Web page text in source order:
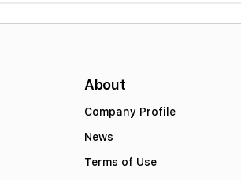
About
Company Profile
News
Terms of Use